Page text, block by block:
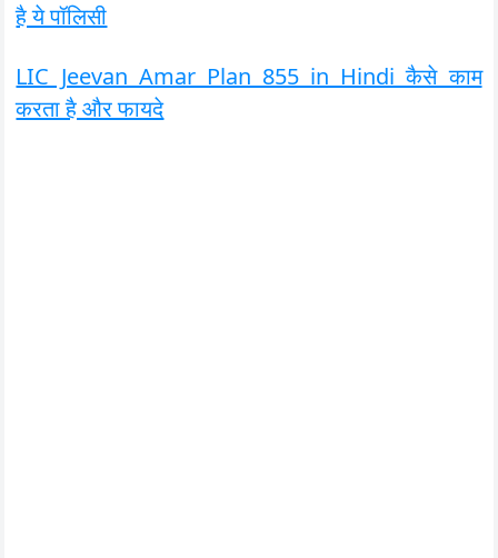
है ये पॉलिसी
LIC Jeevan Amar Plan 855 in Hindi कैसे काम
करता है और फायदे